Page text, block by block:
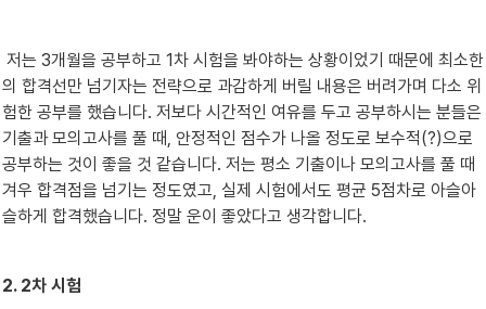
의 합격선만 넘기자는 전략으로 과감하게 버릴 내용은 버려가며 다소 위
험한 공부를 했습니다. 저보다 시간적인 여유를 두고 공부하시는 분들은
기출과 모의고사를 풀 때, 안정적인 점수가 나올 정도로 보수적(?)으로
공부하는 것이 좋을 것 같습니다. 저는 평소 기출이나 모의고사를 풀 때
겨우 합격점을 넘기는 정도였고, 실제 시험에서도 평균 5점차로 아슬아
슬하게 합격했습니다. 정말 운이 좋았다고 생각합니다.
2. 2차 시험